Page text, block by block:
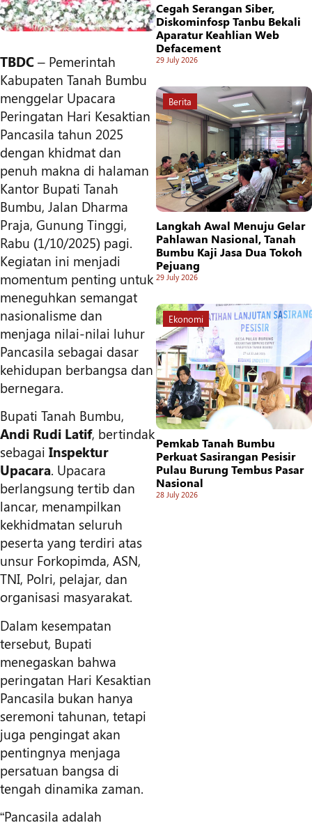
TBDC – Pemerintah
Kabupaten Tanah Bumbu
menggelar Upacara
Peringatan Hari Kesaktian
Pancasila tahun 2025
dengan khidmat dan
penuh makna di halaman
Kantor Bupati Tanah
Bumbu, Jalan Dharma
Praja, Gunung Tinggi,
Rabu (1/10/2025) pagi.
Kegiatan ini menjadi
momentum penting untuk
meneguhkan semangat
nasionalisme dan
menjaga nilai-nilai luhur
Pancasila sebagai dasar
kehidupan berbangsa dan
bernegara.
Bupati Tanah Bumbu,
Andi Rudi Latif, bertindak
sebagai Inspektur
Upacara. Upacara
berlangsung tertib dan
lancar, menampilkan
kekhidmatan seluruh
peserta yang terdiri atas
unsur Forkopimda, ASN,
TNI, Polri, pelajar, dan
organisasi masyarakat.
Dalam kesempatan
tersebut, Bupati
menegaskan bahwa
peringatan Hari Kesaktian
Pancasila bukan hanya
seremoni tahunan, tetapi
juga pengingat akan
pentingnya menjaga
persatuan bangsa di
tengah dinamika zaman.
“Pancasila adalah
Cegah Serangan Siber,
Diskominfosp Tanbu Bekali
Aparatur Keahlian Web
Defacement
29 July 2026
Berita
Langkah Awal Menuju Gelar
Pahlawan Nasional, Tanah
Bumbu Kaji Jasa Dua Tokoh
Pejuang
29 July 2026
Ekonomi
Pemkab Tanah Bumbu
Perkuat Sasirangan Pesisir
Pulau Burung Tembus Pasar
Nasional
28 July 2026